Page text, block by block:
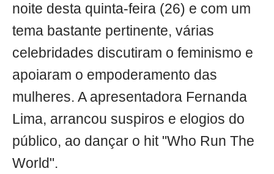
noite desta quinta-feira (26) e com um
tema bastante pertinente, várias
celebridades discutiram o feminismo e
apoiaram o empoderamento das
mulheres. A apresentadora Fernanda
Lima, arrancou suspiros e elogios do
público, ao dançar o hit "Who Run The
World".